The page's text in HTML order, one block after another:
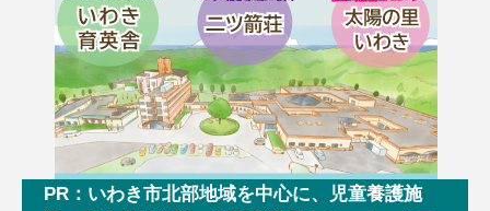
PR：いわき市北部地域を中心に、児童養護施